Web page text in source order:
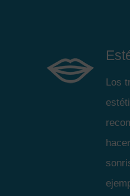
Los